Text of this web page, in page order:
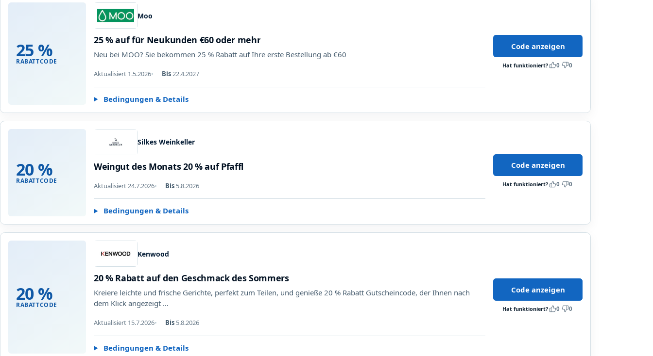
25 %
RABATTCODE
Moo
25 % auf für Neukunden €60 oder mehr
Neu bei MOO? Sie bekommen 25 % Rabatt auf Ihre erste Bestellung ab €60
Aktualisiert 1.5.2026 Bis22.4.2027
Bedingungen & Details
Code anzeigen
Hat funktioniert? 0 0
20 %
RABATTCODE
Silkes Weinkeller
Weingut des Monats 20 % auf Pfaffl
Aktualisiert 24.7.2026 Bis 5.8.2026
Bedingungen & Details
Code anzeigen
Hat funktioniert? 0 0
20 %
RABATTCODE
Kenwood
20 % Rabatt auf den Geschmack des Sommers
Kreiere leichte und frische Gerichte, perfekt zum Teilen, und genieße 20 % Rabatt Gutscheincode, der Ihnen nach
dem Klick angezeigt …
Aktualisiert 15.7.2026 Bis 5.8.2026
Bedingungen & Details
Code anzeigen
Hat funktioniert? 0 0